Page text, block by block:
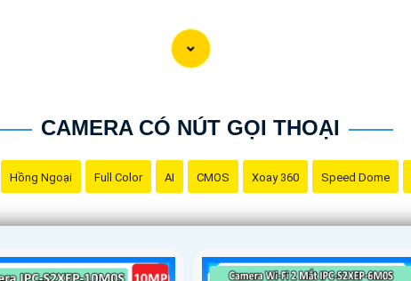
CAMERA CÓ NÚT GỌI THOẠI
Hồng Ngoại Full Color AI CMOS Xoay 360 Speed Dome